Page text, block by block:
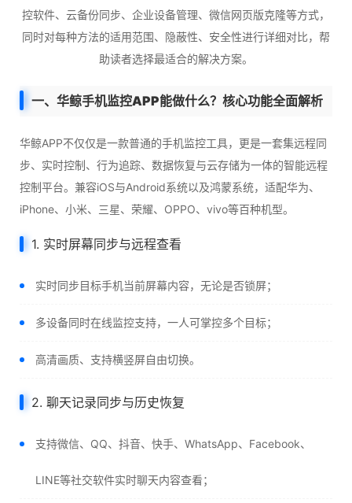
控软件、云备份同步、企业设备管理、微信网页版克隆等方式，
同时对每种方法的适用范围、隐蔽性、安全性进行详细对比，帮
助读者选择最适合的解决方案。
一、华鲸手机监控APP能做什么？核心功能全面解析
华鲸APP不仅仅是一款普通的手机监控工具，更是一套集远程同
步、实时控制、行为追踪、数据恢复与云存储为一体的智能远程
控制平台。兼容iOS与Android系统以及鸿蒙系统，适配华为、
iPhone、小米、三星、荣耀、OPPO、vivo等百种机型。
1. 实时屏幕同步与远程查看
实时同步目标手机当前屏幕内容，无论是否锁屏；
多设备同时在线监控支持，一人可掌控多个目标；
高清画质、支持横竖屏自由切换。
2. 聊天记录同步与历史恢复
支持微信、QQ、抖音、快手、WhatsApp、Facebook、
LINE等社交软件实时聊天内容查看；